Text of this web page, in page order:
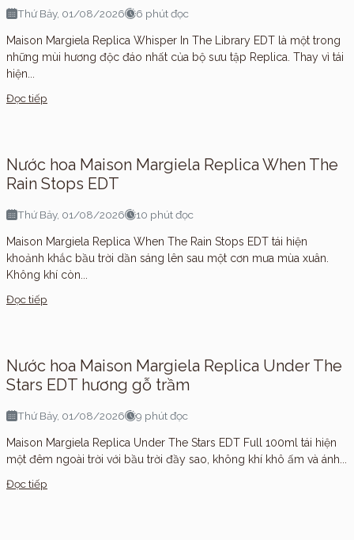
Thứ Bảy, 01/08/2026 6 phút đọc
Maison Margiela Replica Whisper In The Library EDT là một trong
những mùi hương độc đáo nhất của bộ sưu tập Replica. Thay vì tái
hiện...
Đọc tiếp
Nước hoa Maison Margiela Replica When The
Rain Stops EDT
Thứ Bảy, 01/08/2026 10 phút đọc
Maison Margiela Replica When The Rain Stops EDT tái hiện
khoảnh khắc bầu trời dần sáng lên sau một cơn mưa mùa xuân.
Không khí còn...
Đọc tiếp
Nước hoa Maison Margiela Replica Under The
Stars EDT hương gỗ trầm
Thứ Bảy, 01/08/2026 9 phút đọc
Maison Margiela Replica Under The Stars EDT Full 100ml tái hiện
một đêm ngoài trời với bầu trời đầy sao, không khí khô ấm và ánh...
Đọc tiếp